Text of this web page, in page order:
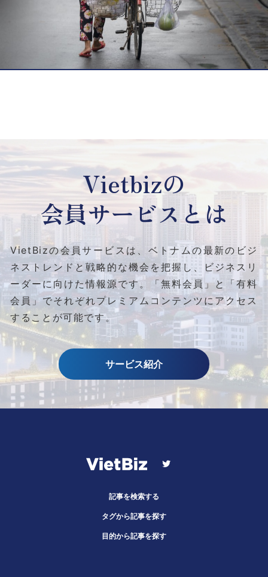
Vietbizの
会員サービスとは
VietBizの会員サービスは、ベトナムの最新のビジ
ネストレンドと戦略的な機会を把握し、ビジネスリ
ーダーに向けた情報源です。
「無料会員」と「有料
会員」でそれぞれプレミアムコンテンツにアクセス
することが可能です。
サービス紹介
記事を検索する
タグから記事を探す
目的から記事を探す